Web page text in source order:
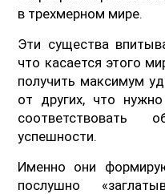
в трехмерном мире.
Эти существа
что касается этого
получить максимум
от других, что
соответствовать
успешности.
Именно они
послушно